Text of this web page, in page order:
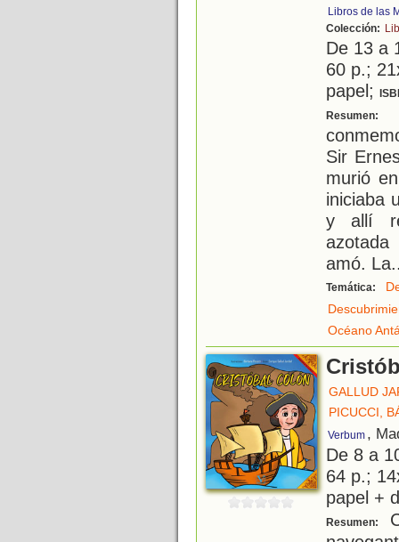
Libros de las
Colección:
De 13 a
60 p.;
papel;
Resumen:
Sir
murió
iniciaba
y allí
amó. La
Temática:
Océano
GALLUD
PICUCCI,
Verbum ,
De 8 a
64 p.;
papel +
Resumen: